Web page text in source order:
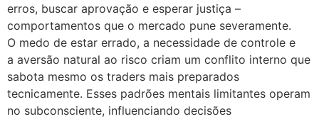
erros, buscar aprovação e esperar justiça –
comportamentos que o mercado pune severamente.
O medo de estar errado, a necessidade de controle e
a aversão natural ao risco criam um conflito interno que
sabota mesmo os traders mais preparados
tecnicamente. Esses padrões mentais limitantes operam
no subconsciente, influenciando decisões